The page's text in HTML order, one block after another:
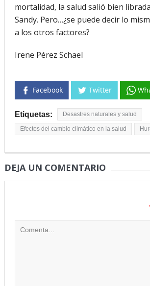
mortalidad, la salud salió bien
Sandy. Pero…¿se puede decir lo
a los otros factores?
Irene Pérez Schael
Facebook Twitter
Etiquetas: Desastres naturales y salud
Efectos del cambio climático en la salud
DEJA UN COMENTARIO